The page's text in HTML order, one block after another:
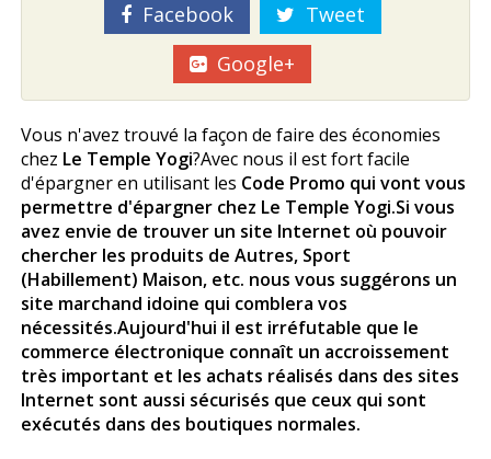
Facebook
Tweet
Google+
Vous n'avez trouvé la façon de faire des économies
chez Le Temple Yogi?Avec nous il est fort facile
d'épargner en utilisant les Code Promo qui vont vous
permettre d'épargner chez Le Temple Yogi.Si vous
avez envie de trouver un site Internet où pouvoir
chercher les produits de Autres, Sport
(Habillement) Maison, etc. nous vous suggérons un
site marchand idoine qui comblera vos
nécessités.Aujourd'hui il est irréfutable que le
commerce électronique connaît un accroissement
très important et les achats réalisés dans des sites
Internet sont aussi sécurisés que ceux qui sont
exécutés dans des boutiques normales.